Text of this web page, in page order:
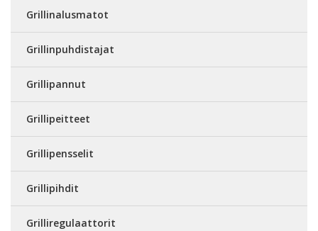
Grillinalusmatot
Grillinpuhdistajat
Grillipannut
Grillipeitteet
Grillipensselit
Grillipihdit
Grilliregulaattorit